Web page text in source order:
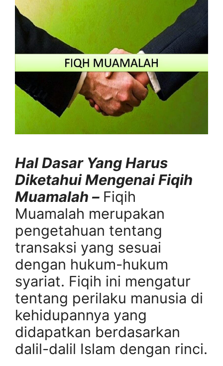
Hal Dasar Yang Harus
Diketahui Mengenai Fiqih
Muamalah – Fiqih
Muamalah merupakan
pengetahuan tentang
transaksi yang sesuai
dengan hukum-hukum
syariat. Fiqih ini mengatur
tentang perilaku manusia di
kehidupannya yang
didapatkan berdasarkan
dalil-dalil Islam dengan rinci.